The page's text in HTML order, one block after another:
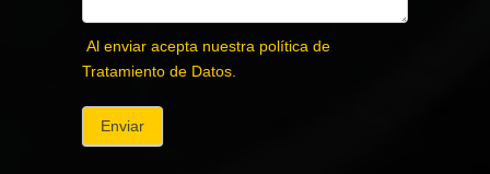
Al enviar acepta nuestra política de
Tratamiento de Datos.
Enviar